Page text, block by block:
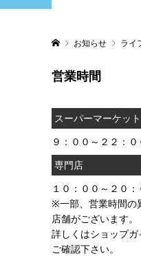
お知らせ ライ
営業時間
スーパーマーケット
９：００～２２：０
専門店
１０：００～２０：
※一部、営業時間の
店舗がございます。
詳しくはショップガ
ご確認下さい。